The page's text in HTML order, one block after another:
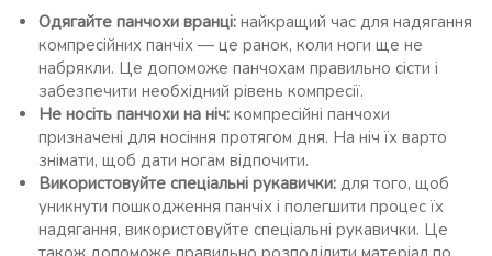
Одягайте панчохи вранці: найкращий час для надягання
компресійних панчіх — це ранок, коли ноги ще не
набрякли. Це допоможе панчохам правильно сісти і
забезпечити необхідний рівень компресії.
Не носіть панчохи на ніч: компресійні панчохи
призначені для носіння протягом дня. На ніч їх варто
знімати, щоб дати ногам відпочити.
Використовуйте спеціальні рукавички: для того, щоб
уникнути пошкодження панчіх і полегшити процес їх
надягання, використовуйте спеціальні рукавички. Це